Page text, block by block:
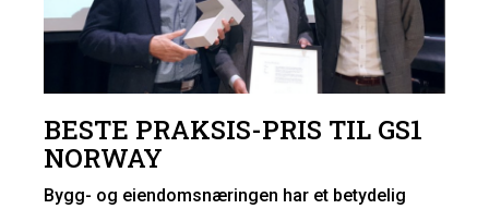
BESTE PRAKSIS-PRIS TIL GS1
NORWAY
Bygg- og eiendomsnæringen har et betydelig